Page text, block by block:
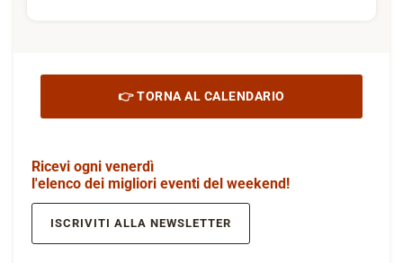
👉 TORNA AL CALENDARIO
Ricevi ogni venerdì
l'elenco dei migliori eventi del weekend!
ISCRIVITI ALLA NEWSLETTER